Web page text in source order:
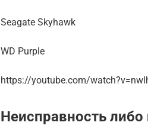
Seagate Skyhawk
WD Purple
https://youtube.com/
Неисправность либо